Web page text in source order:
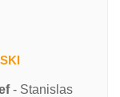
- Stanislas